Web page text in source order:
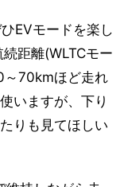
EVモードを楽し
距離(WLTCモー
～70kmほど走れ
いますが、下り
りも見てほしい